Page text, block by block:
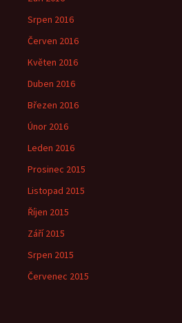
Srpen 2016
Červen 2016
Květen 2016
Duben 2016
Březen 2016
Únor 2016
Leden 2016
Prosinec 2015
Listopad 2015
Říjen 2015
Září 2015
Srpen 2015
Červenec 2015